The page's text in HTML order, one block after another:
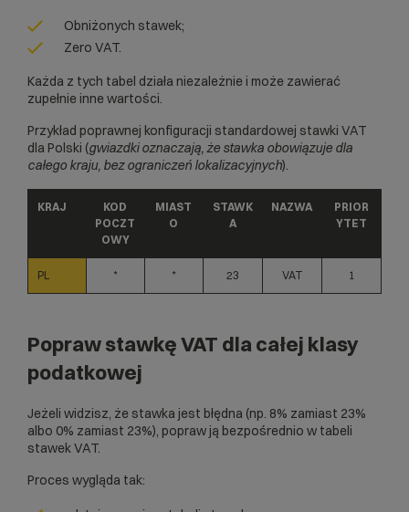
Obniżonych stawek;
Zero VAT.
Każda z tych tabel działa niezależnie i może zawierać
zupełnie inne wartości.
Przykład poprawnej konfiguracji standardowej stawki VAT
dla Polski (gwiazdki oznaczają, że stawka obowiązuje dla
całego kraju, bez ograniczeń lokalizacyjnych).
KRAJ
KOD
POCZT
OWY
MIAST
O
STAWK
A
NAZWA
PRIOR
YTET
PL * * 23 VAT 1
Popraw stawkę VAT dla całej klasy
podatkowej
Jeżeli widzisz, że stawka jest błędna (np. 8% zamiast 23%
albo 0% zamiast 23%), popraw ją bezpośrednio w tabeli
stawek VAT.
Proces wygląda tak: